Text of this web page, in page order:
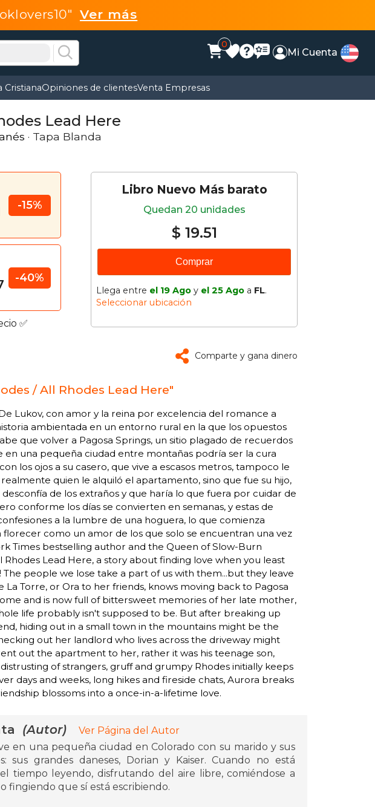
Ver más
0
Mi Cuenta
CristianaOpiniones de clientesVenta Empresas
Lead Here
· Tapa Blanda
-15%
-40%
✅
Libro Nuevo Más barato
Quedan 20 unidades
$ 19.51
Comprar
Llega entre el 19 Ago y el 25 Ago a FL.
Seleccionar ubicación
Comparte y gana dinero
/ All Rhodes Lead Here"
Lukov, con amor y la reina por excelencia del romance a
ambientada en un entorno rural en la que los opuestos
que volver a Pagosa Springs, un sitio plagado de recuerdos
en una pequeña ciudad entre montañas podría ser la cura
los ojos a su casero, que vive a escasos metros, tampoco le
quien le alquiló el apartamento, sino que fue su hijo,
de los extraños y que haría lo que fuera por cuidar de
conforme los días se convierten en semanas, y estas de
a la lumbre de una hoguera, lo que comienza
como un amor de los que solo se encuentran una vez
Times bestselling author and the Queen of Slow-Burn
Rhodes Lead Here, a story about finding love when you least
people we lose take a part of us with them...but they leave
Torre, or Ora to her friends, knows moving back to Pagosa
and is now full of bittersweet memories of her late mother,
life probably isn't supposed to be. But after breaking up
hiding out in a small town in the mountains might be the
out her landlord who lives across the driveway might
out the apartment to her, rather it was his teenage son,
of strangers, gruff and grumpy Rhodes initially keeps
days and weeks, long hikes and fireside chats, Aurora breaks
blossoms into a once-in-a-lifetime love.
(Autor)
Ver Página del Autor
en una pequeña ciudad en Colorado con su marido y sus
sus grandes daneses, Dorian y Kaiser. Cuando no está
el tiempo leyendo, disfrutando del aire libre, comiéndose a
o fingiendo que sí está escribiendo.